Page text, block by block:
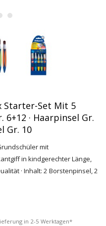
Starter-Set Mit 5
6+12 · Haarpinsel Gr.
Gr. 10
mit
in kindgerechter Länge,
· Inhalt: 2 Borstenpinsel, 2
in 2-5 Werktagen*